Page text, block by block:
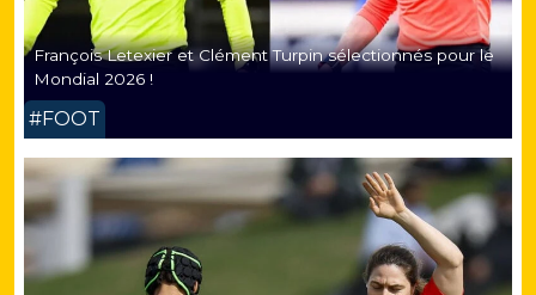
François Letexier et Clément Turpin sélectionnés pour le
Mondial 2026 !
#FOOT